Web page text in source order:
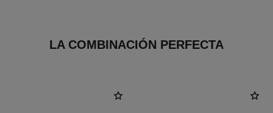
LA COMBINACIÓN PERFECTA